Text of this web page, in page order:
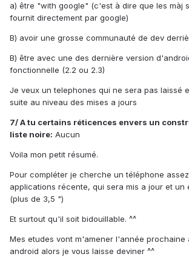
a) être "with google" (c'est à dire que les màj
fournit directement par google)
B) avoir une grosse communauté de dev
B) être avec une des dernière version
fonctionnelle (2.2 ou 2.3)
Je veux un telephones qui ne sera pas laissé
suite au niveau des mises a jours
7/ A tu certains réticences envers un
liste noire: Aucun
Voila mon petit résumé.
Pour compléter je cherche un téléphone
applications récente, qui sera mis a jour et un
(plus de 3,5 ")
Et surtout qu'il soit bidouillable. ^^
Mes etudes vont m'amener l'année prochaine
android alors je vous laisse deviner ^^